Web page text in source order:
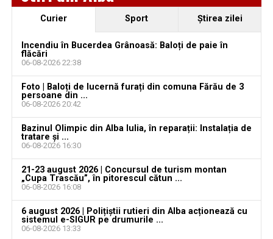
Urmărește Ziarul Unirea pe Social Media
YouTube Instagram
Ultimele știri din Teiuș
Jaf de peste 300.000 de euro, la Teiuș. Familia
păgubită susține că ancheta bate pasul pe loc, la
aproape o lună de la spargere
Locuri de muncă în Sântimbru, disponibile la 4
vacante
Locuri de muncă în Galda de Jos, disponibile la 4
Curier Sport Ştirea zilei
Incendiu în Bucerdea Grânoasă: Baloți de paie în
flăcări
06-08-2026 22:38
Foto | Baloți de lucernă furați din comuna Fărău de 3
persoane din ...
06-08-2026 20:42
Bazinul Olimpic din Alba Iulia, în reparații: Instalația de
tratare și ...
06-08-2026 16:30
21-23 august 2026 | Concursul de turism montan
„Cupa Trascău”, în pitorescul cătun ...
06-08-2026 16:08
6 august 2026 | Polițiștii rutieri din Alba acționează cu
sistemul e-SIGUR pe drumurile ...
06-08-2026 13:33